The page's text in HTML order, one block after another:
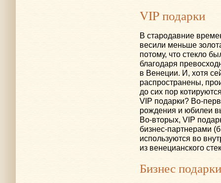
VIP подарки
В стародавние
весили меньше
потому, что стекло
благодаря
в Венеции. И, хотя
распространены,
до сих пор
VIP подарки? Во-
рождения и юбилеи
Во-вторых, VIP
бизнес-партнерами
используются во
из венецианского
Бизнес